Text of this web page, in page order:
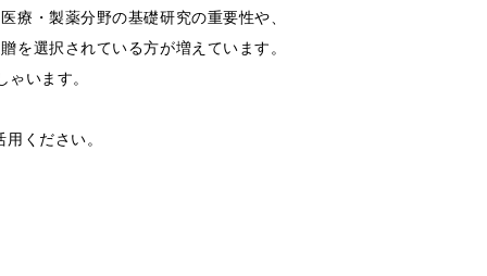
療・製薬分野の基礎研究の重要性や、
を選択されている方が増えています。
います。
ください。